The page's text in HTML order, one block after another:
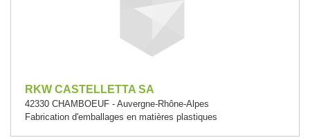
RKW CASTELLETTA SA
42330 CHAMBOEUF - Auvergne-Rhône-Alpes
Fabrication d'emballages en matières plastiques